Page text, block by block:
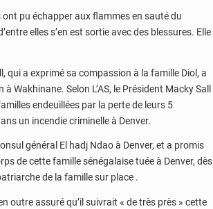
pu échapper aux flammes en sauté du
elles s’en est sortie avec des blessures. Elle
qui a exprimé sa compassion à la famille Diol, a
Wakhinane. Selon L’AS, le Président Macky Sall
endeuillées par la perte de leurs 5
un incendie criminelle à Denver.
général El hadj Ndao à Denver, et a promis
de cette famille sénégalaise tuée à Denver, dès
de la famille sur place .
outre assuré qu’il suivrait « de très près » cette